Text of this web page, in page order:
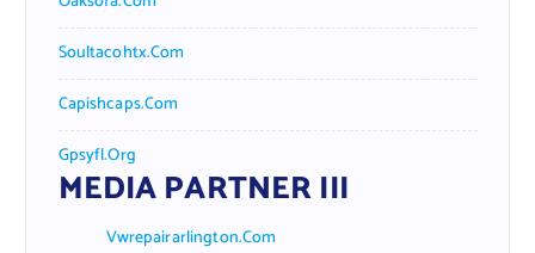
Soultacohtx.com
Capishcaps.com
Gpsyfl.org
MEDIA PARTNER III
Vwrepairarlington.com